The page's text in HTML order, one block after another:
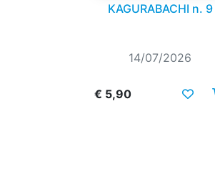
KAGURABACHI n. 9
14/07/2026
€ 5,90